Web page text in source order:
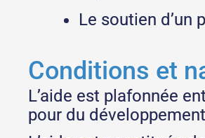
Le soutien d’un
Conditions et
L’aide est plafonnée
pour du